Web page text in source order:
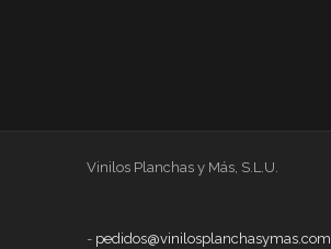
Vinilos Planchas y Más, S.L.U.
- pedidos@vinilosplanchasymas.com